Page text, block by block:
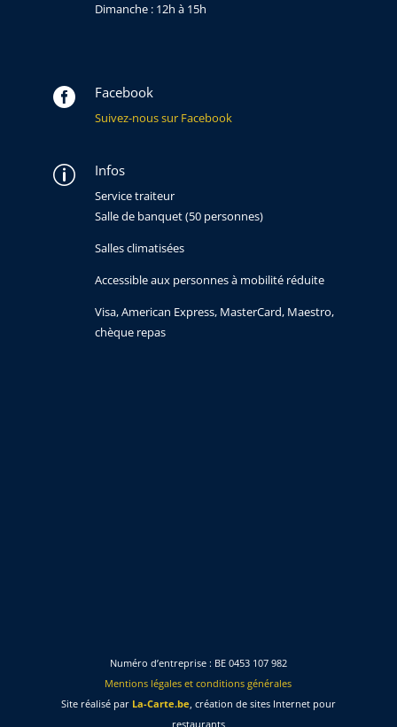
Dimanche : 12h à 15h
 Facebook
Suivez-nous sur Facebook
p Infos
Service traiteur
Salle de banquet (50 personnes)
Salles climatisées
Accessible aux personnes à mobilité réduite
Visa, American Express, MasterCard, Maestro,
chèque repas
Numéro d’entreprise : BE 0453 107 982
Mentions légales et conditions générales
Site réalisé par La-Carte.be, création de sites Internet pour
restaurants